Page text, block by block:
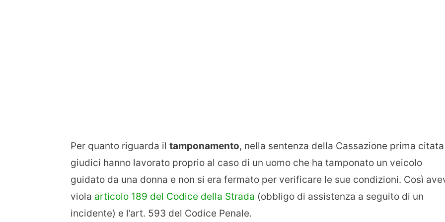
Per quanto riguarda il tamponamento, nella sentenza della Cassazione prima
giudici hanno lavorato proprio al caso di un uomo che ha tamponato un veicolo
guidato da una donna e non si era fermato per verificare le sue condizioni. Così
viola articolo 189 del Codice della Strada (obbligo di assistenza a seguito di un
incidente) e l’art. 593 del Codice Penale.